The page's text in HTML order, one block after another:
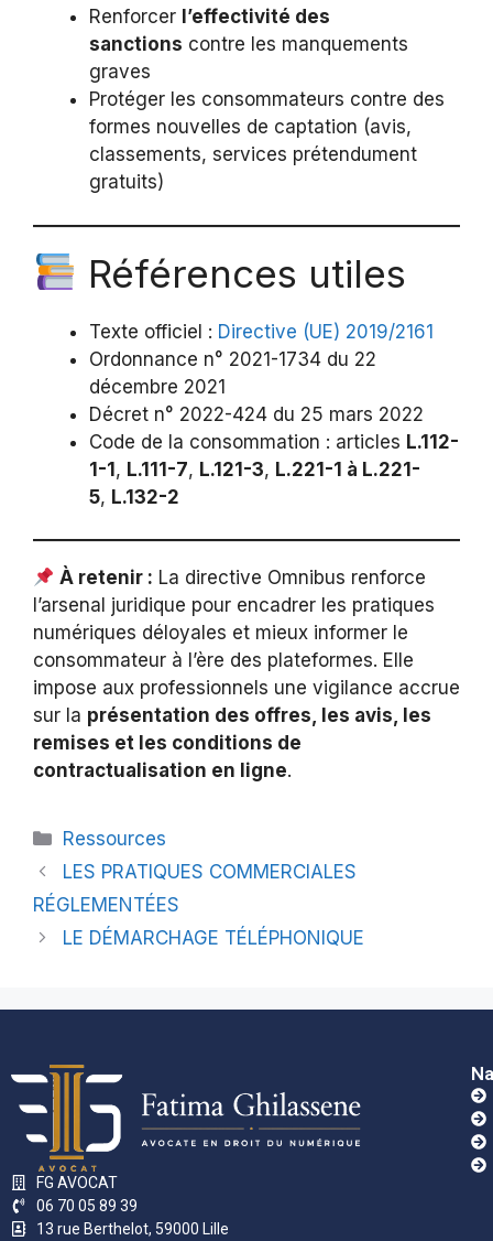
Renforcer l’effectivité des
sanctions contre les manquements
graves
Protéger les consommateurs contre des
formes nouvelles de captation (avis,
classements, services prétendument
gratuits)
Références utiles
Texte officiel : Directive (UE) 2019/2161
Ordonnance n° 2021-1734 du 22
décembre 2021
Décret n° 2022-424 du 25 mars 2022
Code de la consommation : articles L.112-
1-1, L.111-7, L.121-3, L.221-1 à L.221-
5, L.132-2
À retenir : La directive Omnibus renforce
l’arsenal juridique pour encadrer les pratiques
numériques déloyales et mieux informer le
consommateur à l’ère des plateformes. Elle
impose aux professionnels une vigilance accrue
sur la présentation des offres, les avis, les
remises et les conditions de
contractualisation en ligne.
Ressources
LES PRATIQUES COMMERCIALES
RÉGLEMENTÉES
LE DÉMARCHAGE TÉLÉPHONIQUE
FG AVOCAT
06 70 05 89 39
13 rue Berthelot, 59000 Lille